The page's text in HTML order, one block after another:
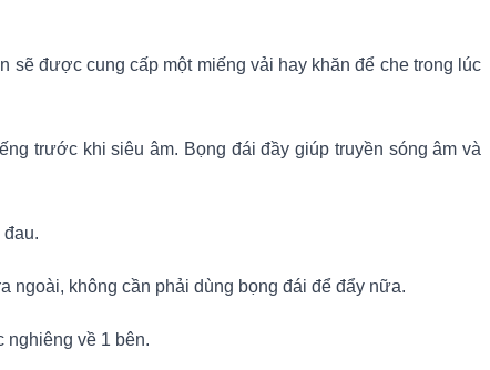
được cung cấp một miếng vải hay khăn để che trong lúc
trước khi siêu âm. Bọng đái đầy giúp truyền sóng âm và
ngoài, không cần phải dùng bọng đái để đẩy nữa.
nghiêng về 1 bên.